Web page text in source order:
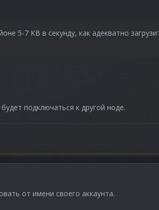
5-7 КВ в секунду, как адекватно
подключаться к другой ноде.
от имени своего аккаунта.